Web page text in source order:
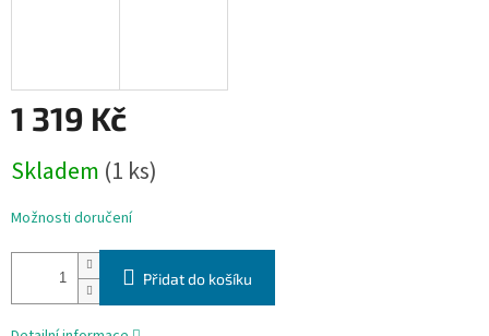
1 319 Kč
cena:
Skladem (1 ks)
Možnosti doručení
Přidat do košíku